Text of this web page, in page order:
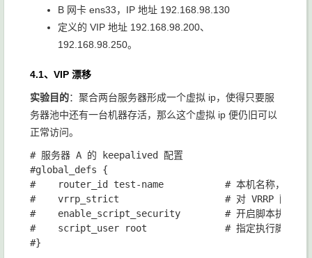
B 网卡 ens33，IP 地址 192.168.98.130
定义的 VIP 地址 192.168.98.200、
192.168.98.250。
4.1、VIP 漂移
实验目的：聚合两台服务器形成一个虚拟 ip，使得只要服
务器池中还有一台机器存活，那么这个虚拟 ip 便仍旧可以
正常访问。
# 服务器 A 的 keepalived 配置
#global_defs {
#    router_id test-name           # 本机名称，可随便
#    vrrp_strict                   # 对 VRRP 配置进行严格
#    enable_script_security        # 开启脚本执行环境的安全
#    script_user root              # 指定执行脚本的用户，
#}